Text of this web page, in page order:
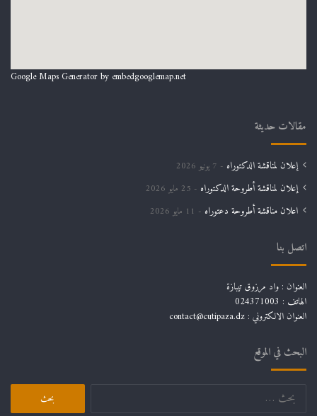
Google Maps Generator by embedgooglemap.net
مقالات حديثة
إعلان لمناقشة الدكتوراه 7 يونيو 2026
إعلان لمناقشة أطروحة الدكتوراه 25 مايو 2026
اعلان مناقشة أطروحة دعتوراه 11 مايو 2026
اتصل بنا
العنوان : واد مرزوق تيبازة
الهاتف : 024371003
العنوان الالكتروني : contact@cutipaza.dz
البحث في الموقع
البحث